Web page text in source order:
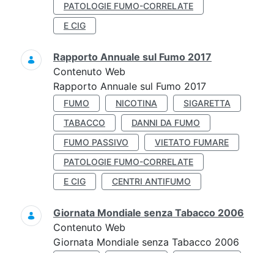
PATOLOGIE FUMO-CORRELATE
E CIG
Rapporto Annuale sul Fumo 2017
Contenuto Web
Rapporto Annuale sul Fumo 2017
FUMO NICOTINA
SIGARETTA
TABACCO
DANNI DA FUMO
FUMO PASSIVO
VIETATO FUMARE
PATOLOGIE FUMO-CORRELATE
E CIG
CENTRI ANTIFUMO
Giornata Mondiale senza Tabacco 2006
Contenuto Web
Giornata Mondiale senza Tabacco 2006